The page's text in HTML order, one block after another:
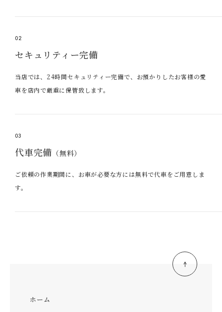
02
セキュリティー完備
当店では、24時間セキュリティー完備で、お預かりしたお客様の愛
車を店内で厳重に保管致します。
03
代車完備 （無料）
ご依頼の作業期間に、お車が必要な方には無料で代車をご用意しま
す。
ホーム